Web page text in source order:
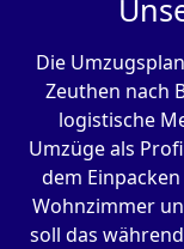
Die
Zeuthen nach
logistische
Umzüge als
dem
Wohnzimmer
soll das